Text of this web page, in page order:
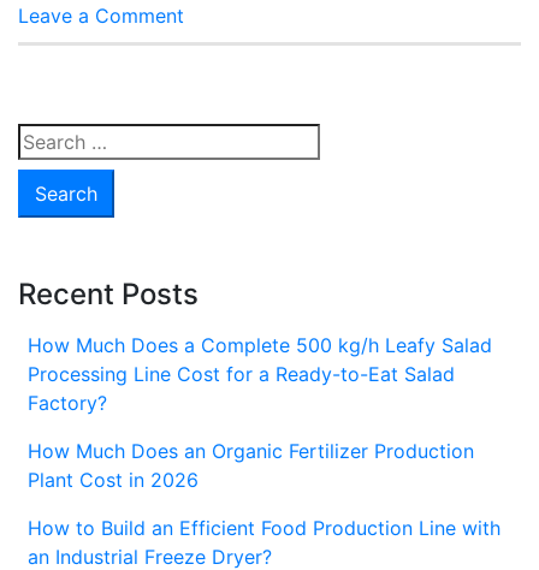
Leave a Comment
Каковы
самоходного
ворошителя
Search
for:
Recent Posts
How Much Does a Complete 500 kg/h Leafy Salad
Processing Line Cost for a Ready-to-Eat Salad
Factory?
How Much Does an Organic Fertilizer Production
Plant Cost in 2026
How to Build an Efficient Food Production Line with
an Industrial Freeze Dryer?